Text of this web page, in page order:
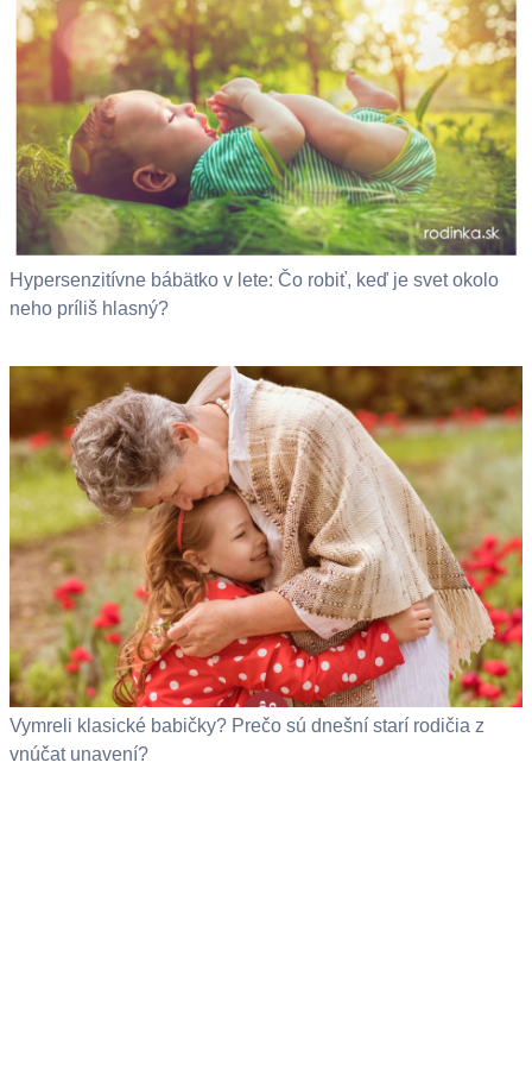
Hypersenzitívne bábätko v lete: Čo robiť, keď je svet okolo
neho príliš hlasný?
Vymreli klasické babičky? Prečo sú dnešní starí rodičia z
vnúčat unavení?